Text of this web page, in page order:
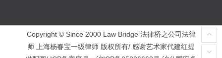
Copyright © Since 2000 Law Bridge 法律桥之公司法律
师 上海杨春宝一级律师 版权所有/ 感谢艺术家代建红提